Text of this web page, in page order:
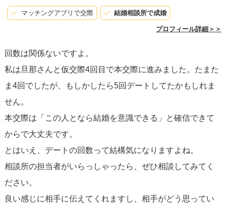
来するものかもしれません。その不安を解消するために
は、さらに時間を共有することが有効な場合もあります
仮交際中に4回、5回とデートを重ねること自体には
何の問
題もありません
。交際期間は人それぞれ異なり、自分たち
のペースを見つけることが肝心です。
結論的には、迷いがある場合は、焦らずもう少し時間をか
けて彼との関係を深めることをお勧めします 。本交際に進
む前に、迷いの原因をよく分析し、話し合いをもって解消
しておくことが、後々の関係構築において非常に大切で
す。また、相手の意見や願望も尊重することを忘れずに。
マッチングアプリで交際 結婚相談所で成婚
プロフィール詳細＞＞
回数は関係ないですよ。
私は旦那さんと仮交際4回目で本交際に進みました。たまた
ま4回でしたが、もしかしたら5回デートしてたかもしれま
せん。
本交際は「この人となら結婚を意識できる」と確信できて
からで大丈夫です。
とはいえ、デートの回数って結構気になりますよね。
相談所の担当者がいらっしゃったら、ぜひ相談してみてく
ださい。
良い感じに相手に伝えてくれますし、相手がどう思ってい